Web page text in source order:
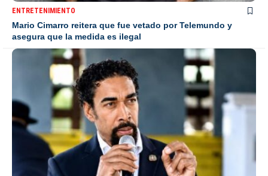
ENTRETENIMIENTO
Mario Cimarro reitera que fue vetado por Telemundo y
asegura que la medida es ilegal